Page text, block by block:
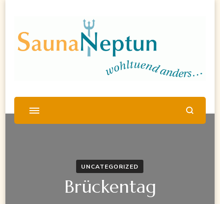
UNCATEGORIZED
Brückentag